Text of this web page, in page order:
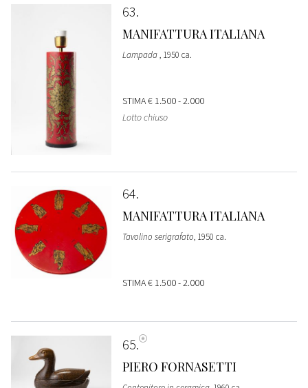
63
MANIFATTURA ITALIANA
Lampada, 1950 ca.
STIMA€ 1.500 - 2.000
Lotto chiuso
64
MANIFATTURA ITALIANA
Tavolino serigrafato, 1950 ca.
STIMA€ 1.500 - 2.000
65
PIERO FORNASETTI